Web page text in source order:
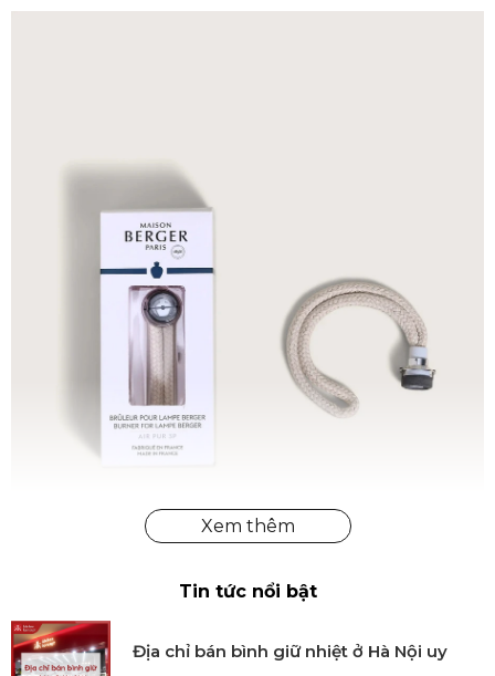
Mua Đầu Đốt Cho Đèn Berger Tại Kitchen
Koncept
Tin tức nổi bật
Địa chỉ bán bình giữ nhiệt ở Hà Nội uy